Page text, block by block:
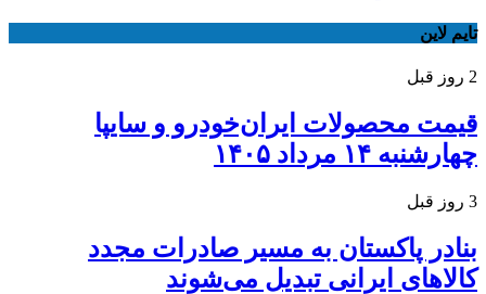
تایم لاین
2 روز قبل
قیمت محصولات ایران‌خودرو و سایپا
چهارشنبه ۱۴ مرداد ۱۴۰۵
3 روز قبل
بنادر پاکستان به مسیر صادرات مجدد
کالاهای ایرانی تبدیل می‌شوند